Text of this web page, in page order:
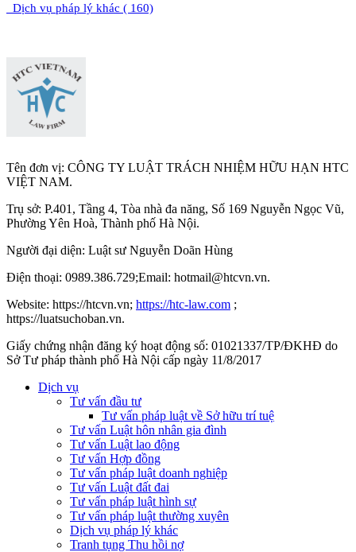
Dịch vụ pháp lý khác ( 160)
Tên đơn vị: CÔNG TY LUẬT TRÁCH NHIỆM HỮU HẠN HTC
VIỆT NAM.
Trụ sở: P.401, Tầng 4, Tòa nhà đa năng, Số 169 Nguyễn Ngọc Vũ,
Phường Yên Hoà, Thành phố Hà Nội.
Người đại diện: Luật sư Nguyễn Doãn Hùng
Điện thoại: 0989.386.729;Email: hotmail@htcvn.vn.
Website: https://htcvn.vn; https://htc-law.com ;
https://luatsuchoban.vn.
Giấy chứng nhận đăng ký hoạt động số: 01021337/TP/ĐKHĐ do
Sở Tư pháp thành phố Hà Nội cấp ngày 11/8/2017
Dịch vụ
Tư vấn đầu tư
Tư vấn pháp luật về Sở hữu trí tuệ
Tư vấn Luật hôn nhân gia đình
Tư vấn Luật lao động
Tư vấn Hợp đồng
Tư vấn pháp luật doanh nghiệp
Tư vấn Luật đất đai
Tư vấn pháp luật hình sự
Tư vấn pháp luật thường xuyên
Dịch vụ pháp lý khác
Tranh tụng Thu hồi nợ